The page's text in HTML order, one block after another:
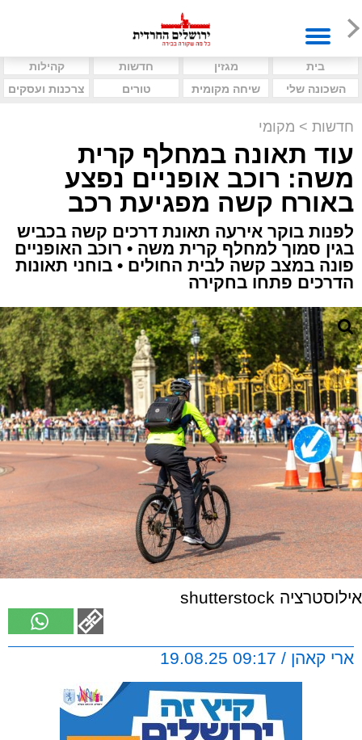
בית מגזין חדשות
קהילות
השכונה שלי
שיחה מקומית טורים צרכנות ועסקים
חדשות > מקומי
עוד תאונה במחלף קרית
משה: רוכב אופניים נפצע
באורח קשה מפגיעת רכב
לפנות בוקר אירעה תאונת דרכים קשה בכביש
בגין סמוך למחלף קרית משה • רוכב האופניים
פונה במצב קשה לבית החולים • בוחני תאונות
הדרכים פתחו בחקירה
אילוסטרציה shutterstock
ארי קאהן / 09:17 19.08.25